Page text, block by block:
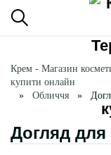
Крем - Магазин
купити онлайн
Обличчя
Догляд для